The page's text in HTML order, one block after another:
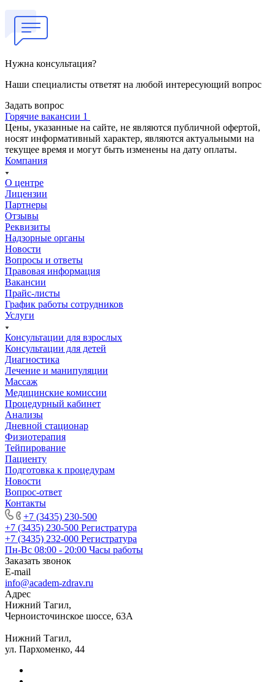
Нужна консультация?
Наши специалисты ответят на любой интересующий вопрос
Задать вопрос
Горячие вакансии 1
Цены, указанные на сайте, не являются публичной офертой,
носят информативный характер, являются актуальными на
текущее время и могут быть изменены на дату оплаты.
Компания
О центре
Лицензии
Партнеры
Отзывы
Реквизиты
Надзорные органы
Новости
Вопросы и ответы
Правовая информация
Вакансии
Прайс-листы
График работы сотрудников
Услуги
Консультации для взрослых
Консультации для детей
Диагностика
Лечение и манипуляции
Массаж
Медицинские комиссии
Процедурный кабинет
Анализы
Дневной стационар
Физиотерапия
Тейпирование
Пациенту
Подготовка к процедурам
Новости
Вопрос-ответ
Контакты
+7 (3435) 230-500
+7 (3435) 230-500 Регистратура
+7 (3435) 232-000 Регистратура
Пн-Вс 08:00 - 20:00 Часы работы
Заказать звонок
E-mail
info@academ-zdrav.ru
Адрес
Нижний Тагил,
Черноисточинское шоссе, 63А
Нижний Тагил,
ул. Пархоменко, 44